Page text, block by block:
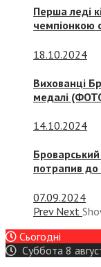
Перша леді
чемпіонкою
18.10.2024
Вихованці
медалі
14.10.2024
потрапив до
07.09.2024
Prev Next
Сьогодні
Суббота 8